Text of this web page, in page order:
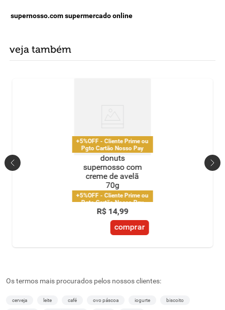
supernosso.com supermercado online
veja também
+5%OFF - Cliente Prime ou
Pgto Cartão Nosso Pay
donuts
supernosso com
creme de avelã
70g
+5%OFF - Cliente Prime ou
Pgto Cartão Nosso Pay
R$ 14,99
comprar
Os termos mais procurados pelos nossos clientes:
cerveja leite café ovo páscoa iogurte biscoito